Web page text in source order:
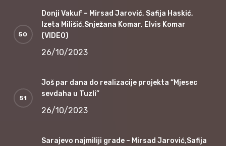
Donji Vakuf – Mirsad Jarović, Safija Haskić,
Izeta Milišić,Snježana Komar, Elvis Komar
(VIDEO)
26/10/2023
Još par dana do realizacije projekta “Mjesec
sevdaha u Tuzli”
26/10/2023
Sarajevo najmiliji grade – Mirsad Jarović,Safija